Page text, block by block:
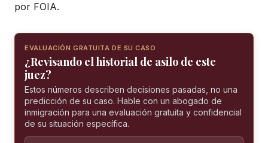
por FOIA.
EVALUACIÓN GRATUITA DE SU CASO
¿Revisando el historial de asilo de este
juez?
Estos números describen decisiones pasadas, no una
predicción de su caso. Hable con un abogado de
inmigración para una evaluación gratuita y confidencial
de su situación específica.